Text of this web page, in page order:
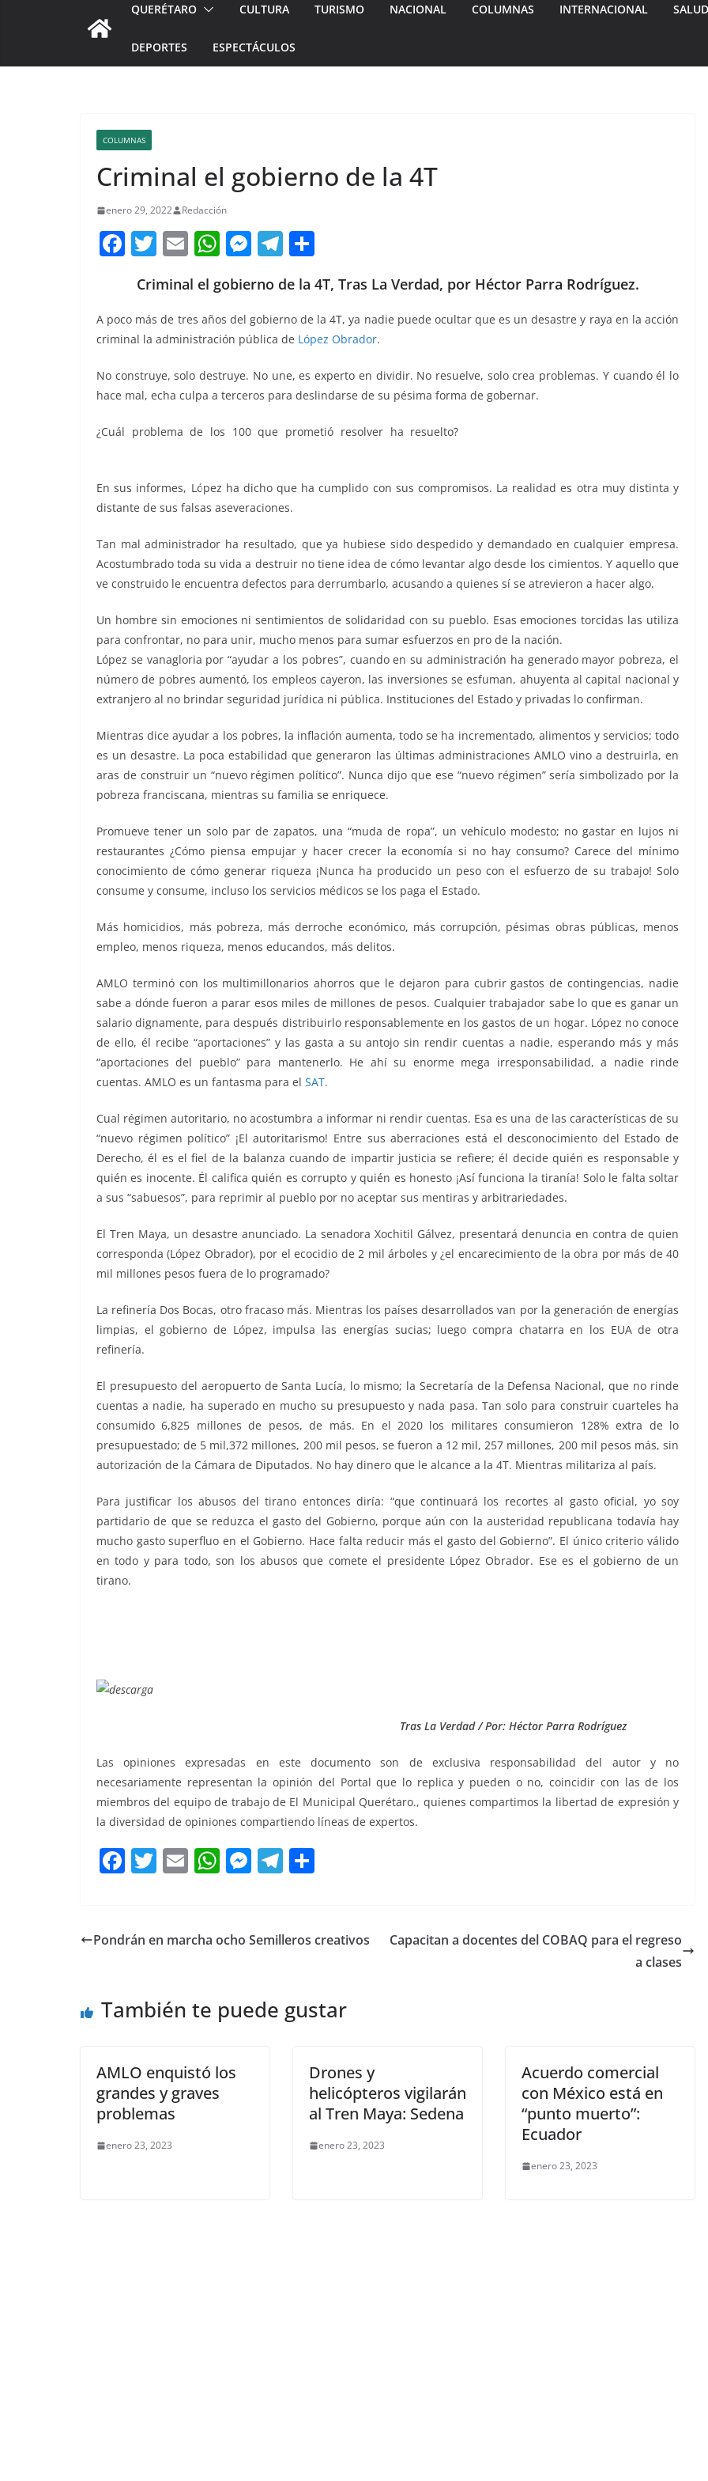
QUERÉTARO CULTURA TURISMO NACIONAL COLUMNAS INTERNACIONAL SALUD
DEPORTES ESPECTÁCULOS
COLUMNAS
Criminal el gobierno de la 4T
enero 29, 2022 Redacción
F
e
b
o
o
k
T
itt
er
E
ai
l
W
at
s
A
p
p
M
ss
e
n
g
er
T
e
gr
a
m
m
p
ar
tir
Criminal el gobierno de la 4T, Tras La Verdad, por Héctor Parra Rodríguez.
A poco más de tres años del gobierno de la 4T, ya nadie puede ocultar que es un desastre y raya en la acción
criminal la administración pública de López Obrador.
No construye, solo destruye. No une, es experto en dividir. No resuelve, solo crea problemas. Y cuando él lo
hace mal, echa culpa a terceros para deslindarse de su pésima forma de gobernar.
¿Cuál problema de los 100 que prometió resolver ha resuelto?
En sus informes, López ha dicho que ha cumplido con sus compromisos. La realidad es otra muy distinta y
distante de sus falsas aseveraciones.
Tan mal administrador ha resultado, que ya hubiese sido despedido y demandado en cualquier empresa.
Acostumbrado toda su vida a destruir no tiene idea de cómo levantar algo desde los cimientos. Y aquello que
ve construido le encuentra defectos para derrumbarlo, acusando a quienes sí se atrevieron a hacer algo.
Un hombre sin emociones ni sentimientos de solidaridad con su pueblo. Esas emociones torcidas las utiliza
para confrontar, no para unir, mucho menos para sumar esfuerzos en pro de la nación.
López se vanagloria por “ayudar a los pobres”, cuando en su administración ha generado mayor pobreza, el
número de pobres aumentó, los empleos cayeron, las inversiones se esfuman, ahuyenta al capital nacional y
extranjero al no brindar seguridad jurídica ni pública. Instituciones del Estado y privadas lo confirman.
Mientras dice ayudar a los pobres, la inflación aumenta, todo se ha incrementado, alimentos y servicios; todo
es un desastre. La poca estabilidad que generaron las últimas administraciones AMLO vino a destruirla, en
aras de construir un “nuevo régimen político”. Nunca dijo que ese “nuevo régimen” sería simbolizado por la
pobreza franciscana, mientras su familia se enriquece.
Promueve tener un solo par de zapatos, una “muda de ropa”, un vehículo modesto; no gastar en lujos ni
restaurantes ¿Cómo piensa empujar y hacer crecer la economía si no hay consumo? Carece del mínimo
conocimiento de cómo generar riqueza ¡Nunca ha producido un peso con el esfuerzo de su trabajo! Solo
consume y consume, incluso los servicios médicos se los paga el Estado.
Más homicidios, más pobreza, más derroche económico, más corrupción, pésimas obras públicas, menos
empleo, menos riqueza, menos educandos, más delitos.
AMLO terminó con los multimillonarios ahorros que le dejaron para cubrir gastos de contingencias, nadie
sabe a dónde fueron a parar esos miles de millones de pesos. Cualquier trabajador sabe lo que es ganar un
salario dignamente, para después distribuirlo responsablemente en los gastos de un hogar. López no conoce
de ello, él recibe “aportaciones” y las gasta a su antojo sin rendir cuentas a nadie, esperando más y más
“aportaciones del pueblo” para mantenerlo. He ahí su enorme mega irresponsabilidad, a nadie rinde
cuentas. AMLO es un fantasma para el SAT.
Cual régimen autoritario, no acostumbra a informar ni rendir cuentas. Esa es una de las características de su
“nuevo régimen político” ¡El autoritarismo! Entre sus aberraciones está el desconocimiento del Estado de
Derecho, él es el fiel de la balanza cuando de impartir justicia se refiere; él decide quién es responsable y
quién es inocente. Él califica quién es corrupto y quién es honesto ¡Así funciona la tiranía! Solo le falta soltar
a sus “sabuesos”, para reprimir al pueblo por no aceptar sus mentiras y arbitrariedades.
El Tren Maya, un desastre anunciado. La senadora Xochitil Gálvez, presentará denuncia en contra de quien
corresponda (López Obrador), por el ecocidio de 2 mil árboles y ¿el encarecimiento de la obra por más de 40
mil millones pesos fuera de lo programado?
La refinería Dos Bocas, otro fracaso más. Mientras los países desarrollados van por la generación de energías
limpias, el gobierno de López, impulsa las energías sucias; luego compra chatarra en los EUA de otra
refinería.
El presupuesto del aeropuerto de Santa Lucía, lo mismo; la Secretaría de la Defensa Nacional, que no rinde
cuentas a nadie, ha superado en mucho su presupuesto y nada pasa. Tan solo para construir cuarteles ha
consumido 6,825 millones de pesos, de más. En el 2020 los militares consumieron 128% extra de lo
presupuestado; de 5 mil,372 millones, 200 mil pesos, se fueron a 12 mil, 257 millones, 200 mil pesos más, sin
autorización de la Cámara de Diputados. No hay dinero que le alcance a la 4T. Mientras militariza al país.
Para justificar los abusos del tirano entonces diría: “que continuará los recortes al gasto oficial, yo soy
partidario de que se reduzca el gasto del Gobierno, porque aún con la austeridad republicana todavía hay
mucho gasto superfluo en el Gobierno. Hace falta reducir más el gasto del Gobierno”. El único criterio válido
en todo y para todo, son los abusos que comete el presidente López Obrador. Ese es el gobierno de un
tirano.
Tras La Verdad / Por: Héctor Parra Rodríguez
Las opiniones expresadas en este documento son de exclusiva responsabilidad del autor y no
necesariamente representan la opinión del Portal que lo replica y pueden o no, coincidir con las de los
miembros del equipo de trabajo de El Municipal Querétaro., quienes compartimos la libertad de expresión y
la diversidad de opiniones compartiendo líneas de expertos.
F
e
o
T
er
E
l
W
s
p
M
e
er
T
gr p
Pondrán en marcha ocho Semilleros creativos
Capacitan a docentes del COBAQ para el regreso
a clases
También te puede gustar
AMLO enquistó los
grandes y graves
problemas
enero 23, 2023
Drones y
helicópteros vigilarán
al Tren Maya: Sedena
enero 23, 2023
Acuerdo comercial
con México está en
“punto muerto”:
Ecuador
enero 23, 2023